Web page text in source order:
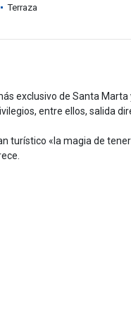
Terraza
exclusivo de Santa
entre ellos, salida
turístico «la magia de